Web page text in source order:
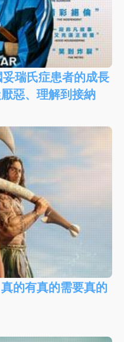
妥瑞氏症患者的成長
惡、理解到接納
的有真的需要真的